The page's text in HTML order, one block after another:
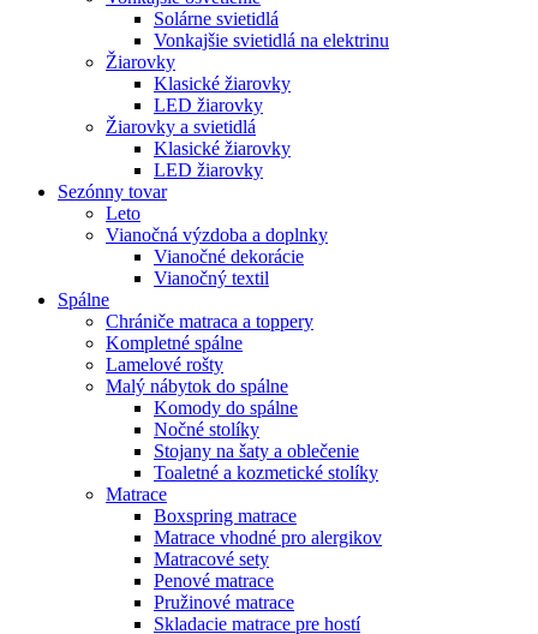
Solárne svietidlá
Vonkajšie svietidlá na elektrinu
Žiarovky
Klasické žiarovky
LED žiarovky
Žiarovky a svietidlá
Klasické žiarovky
LED žiarovky
Sezónny tovar
Leto
Vianočná výzdoba a doplnky
Vianočné dekorácie
Vianočný textil
Spálne
Chrániče matraca a toppery
Kompletné spálne
Lamelové rošty
Malý nábytok do spálne
Komody do spálne
Nočné stolíky
Stojany na šaty a oblečenie
Toaletné a kozmetické stolíky
Matrace
Boxspring matrace
Matrace vhodné pro alergikov
Matracové sety
Penové matrace
Pružinové matrace
Skladacie matrace pre hostí